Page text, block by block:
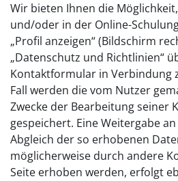
Wir bieten Ihnen die
und/oder in der Online-
„Profil anzeigen“ (Bildschirm
„Datenschutz und Richtlinien“
Kontaktformular in Verbindung
Fall werden die vom Nutzer
Zwecke der Bearbeitung seiner
gespeichert. Eine Weitergabe
Abgleich der so erhobenen
möglicherweise durch andere
Seite erhoben werden, erfolgt